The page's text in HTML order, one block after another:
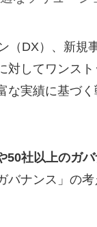
（DX）、新規
してワンス
な実績に基づ
50社以上のガ
ナンス」の